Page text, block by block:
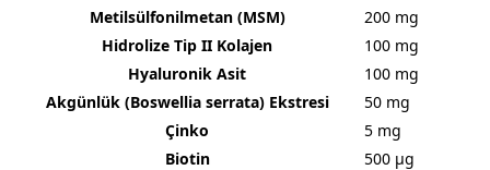
Metilsülfonilmetan (MSM)
200 mg
Hidrolize Tip II Kolajen
100 mg
Hyaluronik Asit
100 mg
Akgünlük (Boswellia serrata) Ekstresi
50 mg
Çinko
5 mg
Biotin
500 μg